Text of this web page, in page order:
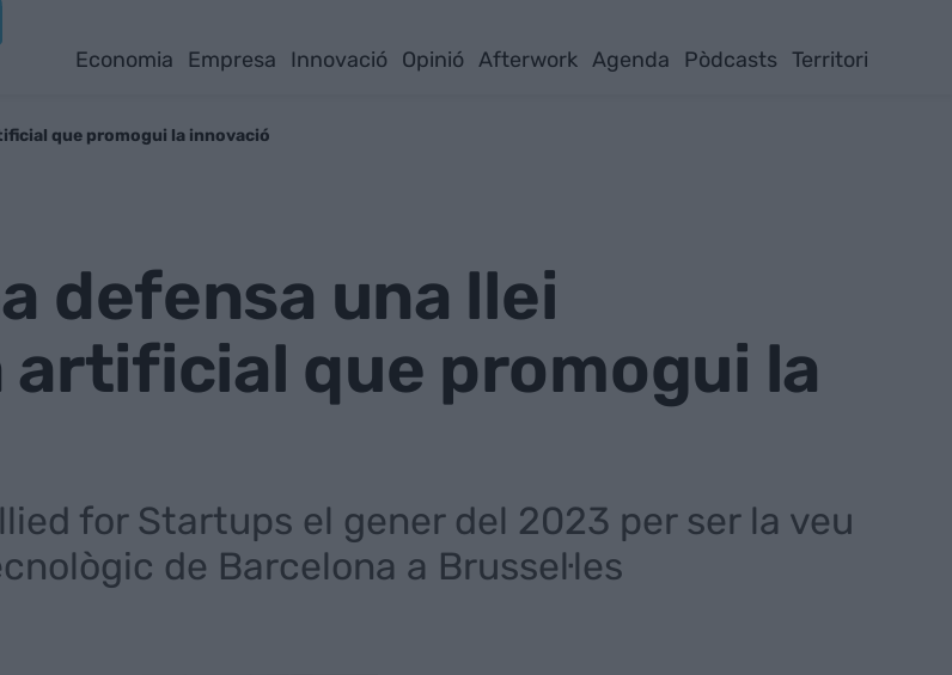
Economia Empresa Innovació Opinió Afterwork Agenda Pòdcasts Territori
que promogui la innovació
defensa una llei
artificial que promogui la
for Startups el gener del 2023 per ser la veu
de Barcelona a Brussel·les